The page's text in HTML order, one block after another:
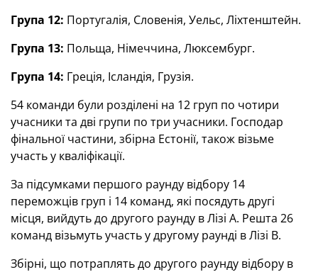
Група 12: Португалія, Словенія, Уельс, Ліхтенштейн.
Група 13: Польща, Німеччина, Люксембург.
Група 14: Греція, Ісландія, Грузія.
54 команди були розділені на 12 груп по чотири
учасники та дві групи по три учасники. Господар
фінальної частини, збірна Естонії, також візьме
участь у кваліфікації.
За підсумками першого раунду відбору 14
переможців груп і 14 команд, які посядуть другі
місця, вийдуть до другого раунду в Лізі A. Решта 26
команд візьмуть участь у другому раунді в Лізі B.
Збірні, що потраплять до другого раунду відбору в